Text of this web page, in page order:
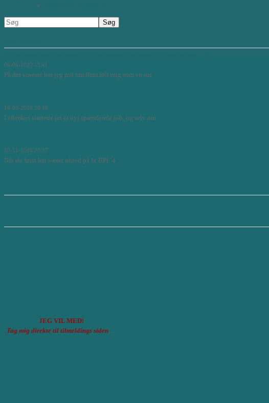
06-06-2022 15:41
På det seneste har jeg ind imellem følt mig som en sur
18-03-2019 20:10
I efteråret startede jet et nyt spændende job, og selv om
20-11-2018 20:37
Når du først har været afsted på fx BPL 4
JEG VIL MED!
Tag mig direkte til tilmeldings siden....